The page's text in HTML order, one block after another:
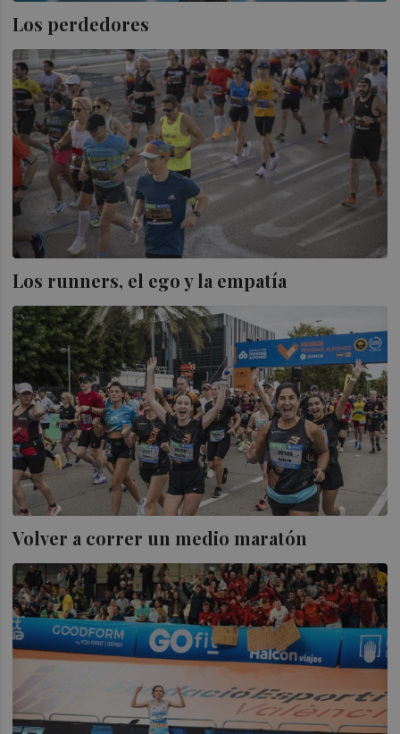
Los perdedores
Los runners, el ego y la empatía
Volver a correr un medio maratón